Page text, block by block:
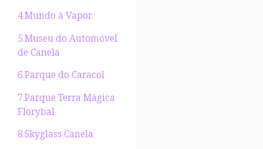
4.Mundo à Vapor
5.Museu do Automóvel
de Canela
6.Parque do Caracol
7.Parque Terra Mágica
Florybal
8.Skyglass Canela